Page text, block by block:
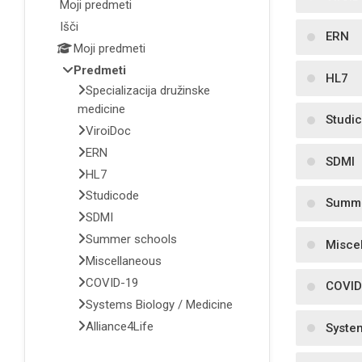
ERN
HL7
SDMI
Moji predmeti
Išči
Moji predmeti
Predmeti
Specializacija družinske
medicine
ViroiDoc
ERN
HL7
Studicode
SDMI
Summer schools
Miscellaneous
COVID-19
Systems Biology / Medicine
Alliance4Life